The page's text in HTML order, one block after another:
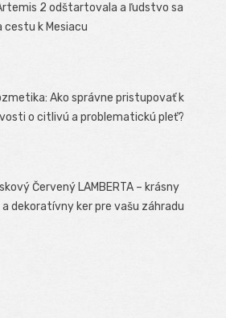
2 odštartovala a ľudstvo sa
cestu k Mesiacu
Ako správne pristupovať k
o citlivú a problematickú pleť?
Červený LAMBERTA – krásny
dekoratívny ker pre vašu záhradu